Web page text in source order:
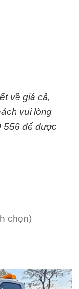
về giá cả,
vui lòng
556 để được
chọn)